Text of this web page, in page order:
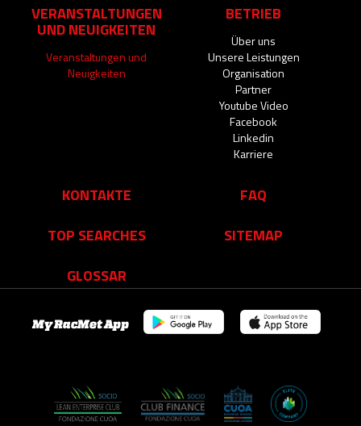
VERANSTALTUNGEN
UND NEUIGKEITEN
Veranstaltungen und
Neuigkeiten
BETRIEB
Über uns
Unsere Leistungen
Organisation
Partner
Youtube Video
Facebook
Linkedin
Karriere
KONTAKTE
FAQ
TOP SEARCHES
SITEMAP
GLOSSAR
My RacMet App